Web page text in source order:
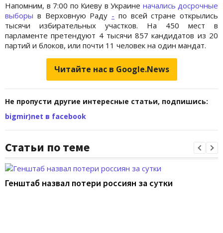
Напомним, в 7:00 по Киеву в Украине начались досрочные
выборы в Верховную Раду - по всей стране открылись
тысячи избирательных участков. На 450 мест в
парламенте претендуют 4 тысячи 857 кандидатов из 20
партий и блоков, или почти 11 человек на один мандат.
Читайте нас в Google.News
Не пропусти другие интересные статьи, подпишись:
bigmir)net в facebook
Статьи по теме
Генштаб назвал потери россиян за сутки